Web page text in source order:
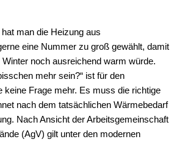
man die Heizung aus
eine Nummer zu groß gewählt, damit
noch ausreichend warm würde.
mehr sein?“ ist für den
keine Frage mehr. Es muss die richtige
nach dem tatsächlichen Wärmebedarf
Nach Ansicht der Arbeitsgemeinschaft
(AgV) gilt unter den modernen